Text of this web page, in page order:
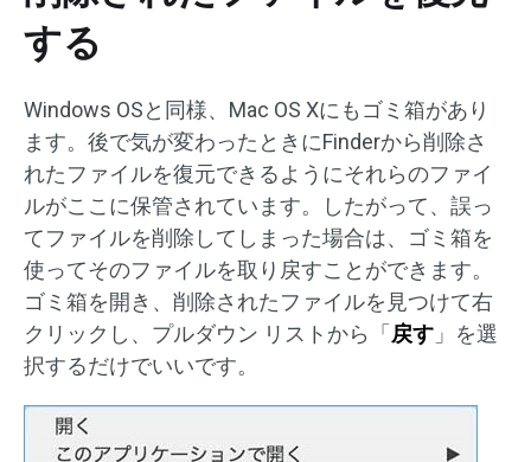
する
Windows OSと同様、Mac OS Xにもゴミ箱があり
ます。後で気が変わったときにFinderから削除さ
れたファイルを復元できるようにそれらのファイ
ルがここに保管されています。したがって、誤っ
てファイルを削除してしまった場合は、ゴミ箱を
使ってそのファイルを取り戻すことができます。
ゴミ箱を開き、削除されたファイルを見つけて右
クリックし、プルダウン リストから「 戻す 」を選
択するだけでいいです。